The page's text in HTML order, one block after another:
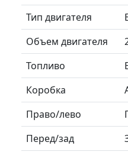
Тип двигателя
Объем двигателя
Топливо
Коробка
Право/лево
Перед/зад